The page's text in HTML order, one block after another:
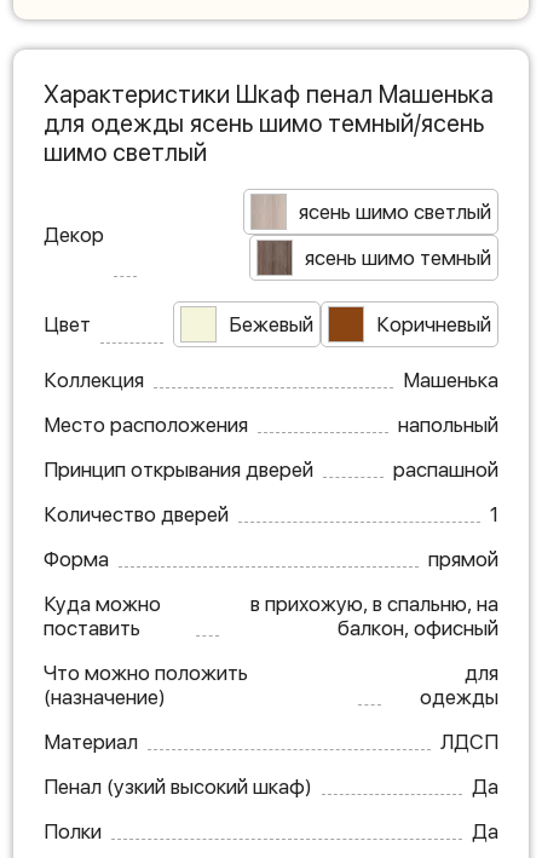
Характеристики Шкаф пенал Машенька
для одежды ясень шимо темный/ясень
шимо светлый
Декор
ясень шимо светлый
ясень шимо темный
Цвет Бежевый Коричневый
Коллекция
Машенька
Место расположения
напольный
Принцип открывания дверей
распашной
Количество дверей
1
Форма
прямой
Куда можно
поставить
в прихожую, в спальню, на
балкон, офисный
Что можно положить
(назначение)
для
одежды
Материал
ЛДСП
Пенал (узкий высокий шкаф)
Да
Полки
Да